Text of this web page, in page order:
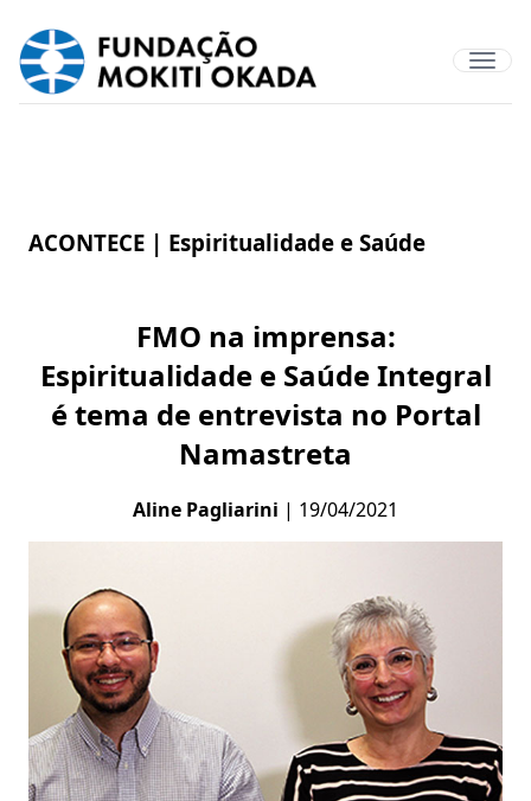
ACONTECE | Espiritualidade e Saúde
FMO na imprensa:
Espiritualidade e Saúde Integral
é tema de entrevista no Portal
Namastreta
Aline Pagliarini | 19/04/2021